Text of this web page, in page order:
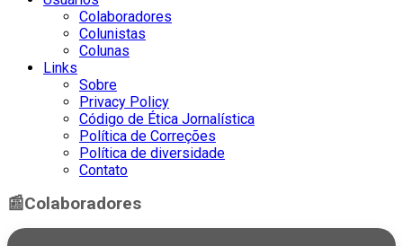
Colaboradores
Colunistas
Colunas
Links
Sobre
Privacy Policy
Código de Ética Jornalística
Política de Correções
Política de diversidade
Contato
📰Colaboradores